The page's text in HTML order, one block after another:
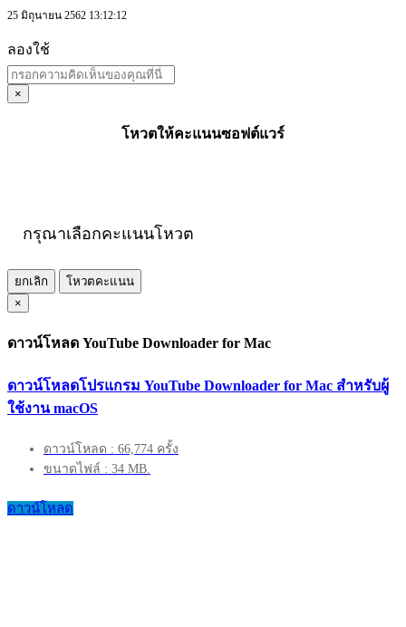
25 มิถุนายน 2562 13:12:12
ลองใช้
×
โหวตให้คะแนนซอฟต์แวร์
กรุณาเลือกคะแนนโหวต
ยกเลิก
โหวตคะแนน
×
ดาวน์โหลด YouTube Downloader for Mac
ดาวน์โหลดโปรแกรม YouTube Downloader for Mac สำหรับผู้
ใช้งาน macOS
ดาวน์โหลด : 66,774 ครั้ง
ขนาดไฟล์ : 34 MB.
ดาวน์โหลด